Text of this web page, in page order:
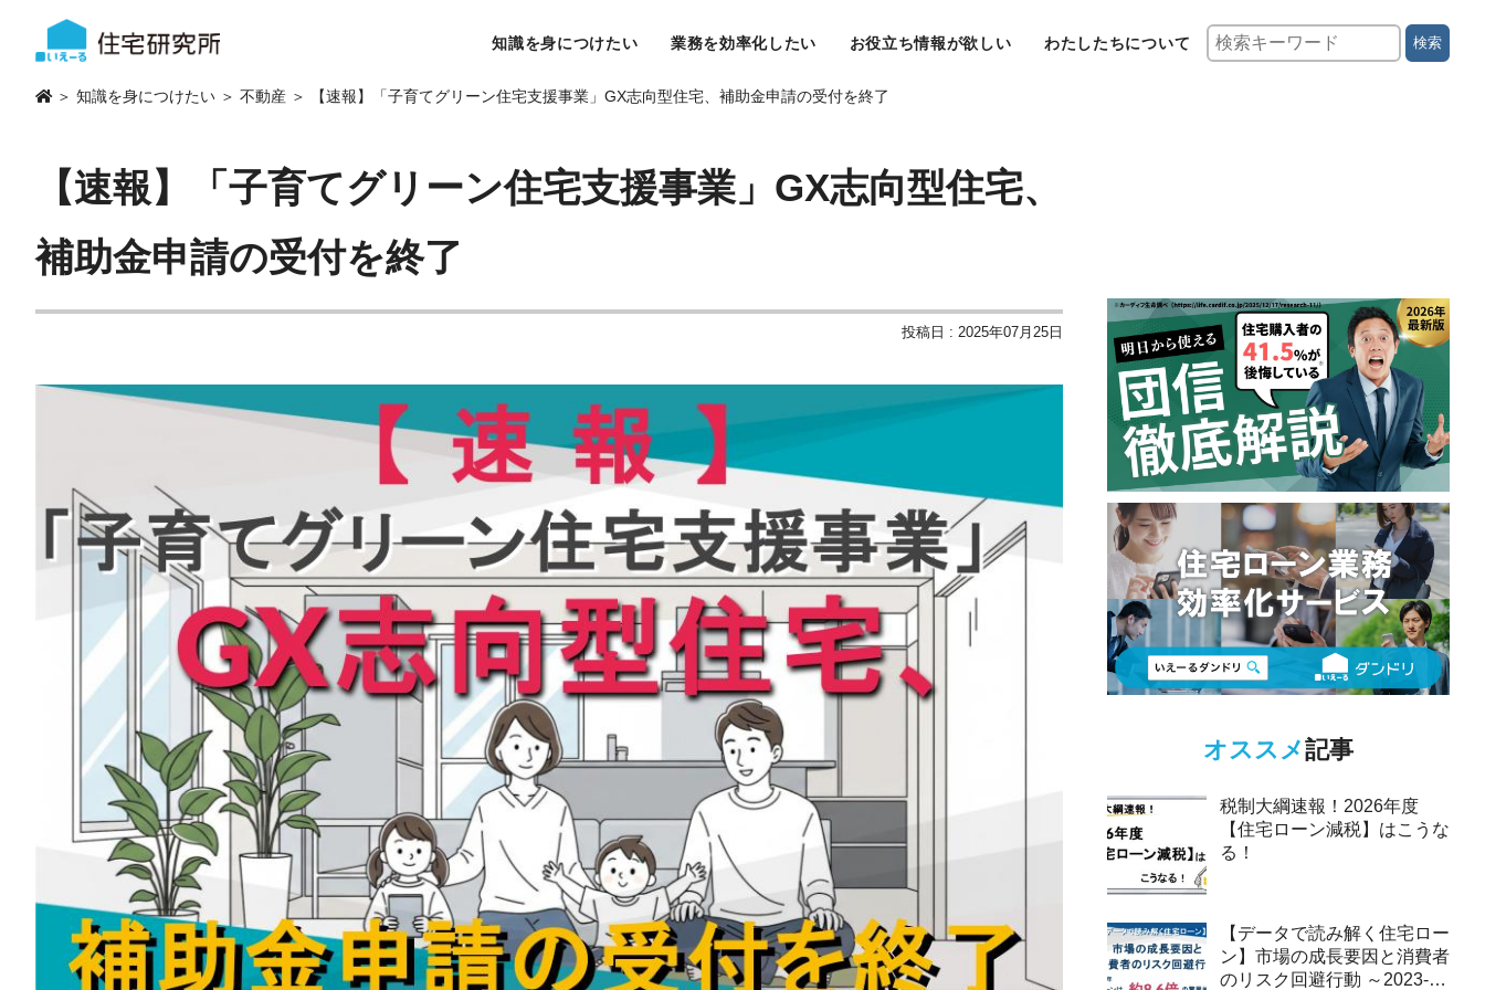
知識を身につけたい 業務を効率化したい お役立ち情報が欲しい わたしたちについて 検索
＞ 知識を身につけたい ＞ 不動産 ＞ 【速報】「子育てグリーン住宅支援事業」GX志向型住宅、補助金申請の受付を終了
【速報】「子育てグリーン住宅支援事業」GX志向型住宅、
補助金申請の受付を終了
投稿日 : 2025年07月25日
オススメ記事
税制大綱速報！2026年度
【住宅ローン減税】はこうな
る！
【データで読み解く住宅ロー
ン】市場の成長要因と消費者
のリスク回避行動 ～2023-